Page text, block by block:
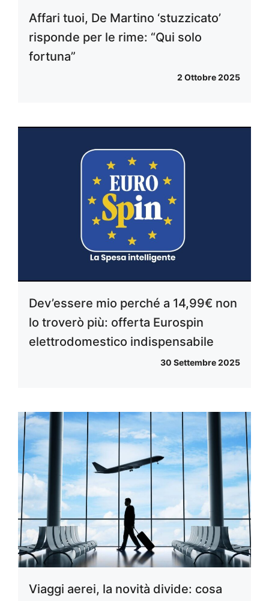
Affari tuoi, De Martino ‘stuzzicato’
risponde per le rime: “Qui solo
fortuna”
2 Ottobre 2025
Dev’essere mio perché a 14,99€ non
lo troverò più: offerta Eurospin
elettrodomestico indispensabile
30 Settembre 2025
Viaggi aerei, la novità divide: cosa